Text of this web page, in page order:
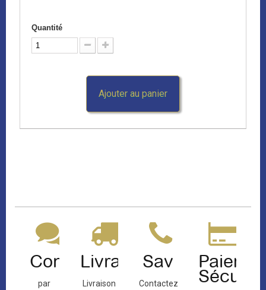
Quantité
Ajouter au panier
Contact
par
Livraison
Livraison
Sav
Contactez-